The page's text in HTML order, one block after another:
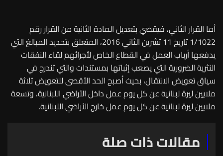
أما القرار الثاني، فيقضي بتعديل المادة الثانية من القرار رقم
1/1022 تاريخ 11 تشرين الثاني 2016، المتعلق بتحديد المبالغ التي
يدفعها أرباب العمل في القطاع الخاص لأجرائهم لقاء النفقات
النثرية الضرورية التي يصعب إثباتها بمستندات والتي تندرج في
سياق تعويض الانتقال، بحيث أصبح الحد الأقصى للتعويض ثلاثة
ملايين ليرة لبنانية عن كل يوم عمل داخل الأراضي اللبنانية، وتسعة
ملايين ليرة لبنانية عن كل يوم عمل خارج الأراضي اللبنانية.
مقالات ذات صلة